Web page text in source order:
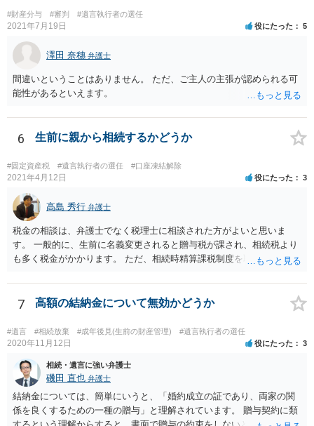
で、対応しましょう。 そのあとは遺留分の請求などがあればそれへの
対応となるでしょう。
#財産分与 #審判 #遺言執行者の選任
2021年7月19日 役にたった 5
澤田 奈穗 弁護士
間違いということはありません。 ただ、ご主人の主張が認められる可
能性があるといえます。
6 生前に親から相続するかどうか
#固定資産税 #遺言執行者の選任 #口座凍結解除
2021年4月12日 役にたった 3
高島 秀行 弁護士
税金の相談は、弁護士でなく税理士に相談された方がよいと思いま
す。 一般的に、生前に名義変更されると贈与税が課され、相続税より
も多く税金がかかります。 ただ、相続時精算課税制度を取れば、実質
ういう場合にどれくらい税金がかかるか計算してもらって どういう方
針を取るか決められたらよいと思います。
7 高額の結納金について無効かどうか
#遺言 #相続放棄 #成年後見(生前の財産管理) #遺言執行者の選任
2020年11月12日 役にたった 3
相続・遺言に強い弁護士
磯田 直也 弁護士
結納金については、簡単にいうと、「婚約成立の証であり、両家の関
係を良くするための一種の贈与」と理解されています。 贈与契約に類
するという理解からすると、書面で贈与の約束をしないと相手方は支